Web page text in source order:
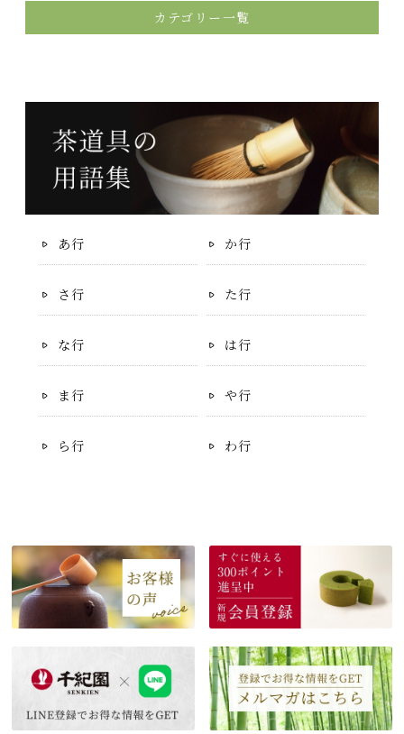
カテゴリー一覧
あ行 か行
さ行 た行
な行 は行
ま行 や行
ら行 わ行